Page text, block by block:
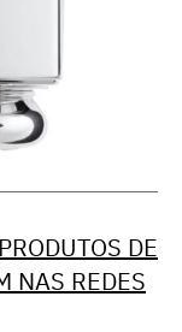
DE
NAS REDES